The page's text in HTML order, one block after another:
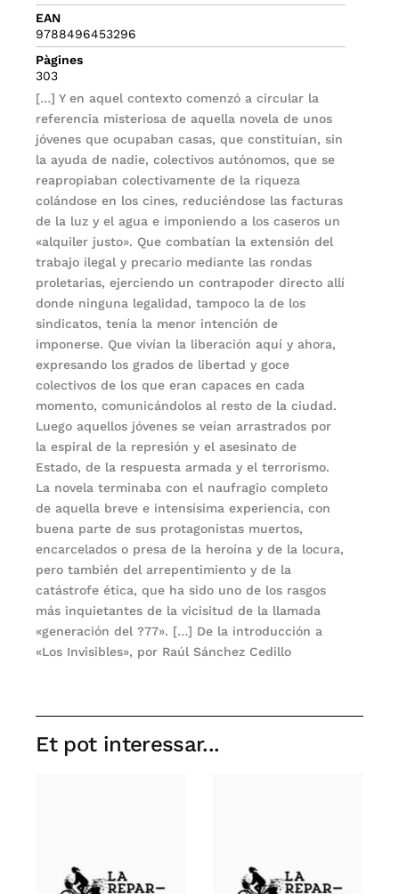
EAN
9788496453296
Pàgines
303
[…] Y en aquel contexto comenzó a circular la
referencia misteriosa de aquella novela de unos
jóvenes que ocupaban casas, que constituían, sin
la ayuda de nadie, colectivos autónomos, que se
reapropiaban colectivamente de la riqueza
colándose en los cines, reduciéndose las facturas
de la luz y el agua e imponiendo a los caseros un
«alquiler justo». Que combatían la extensión del
trabajo ilegal y precario mediante las rondas
proletarias, ejerciendo un contrapoder directo allí
donde ninguna legalidad, tampoco la de los
sindicatos, tenía la menor intención de
imponerse. Que vivían la liberación aquí y ahora,
expresando los grados de libertad y goce
colectivos de los que eran capaces en cada
momento, comunicándolos al resto de la ciudad.
Luego aquellos jóvenes se veían arrastrados por
la espiral de la represión y el asesinato de
Estado, de la respuesta armada y el terrorismo.
La novela terminaba con el naufragio completo
de aquella breve e intensísima experiencia, con
buena parte de sus protagonistas muertos,
encarcelados o presa de la heroína y de la locura,
pero también del arrepentimiento y de la
catástrofe ética, que ha sido uno de los rasgos
más inquietantes de la vicisitud de la llamada
«generación del ?77». […] De la introducción a
«Los Invisibles», por Raúl Sánchez Cedillo
Et pot interessar...